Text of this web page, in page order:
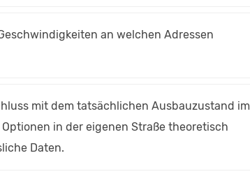
an welchen Adressen
mit dem tatsächlichen Ausbauzustand im
in der eigenen Straße theoretisch
Daten.